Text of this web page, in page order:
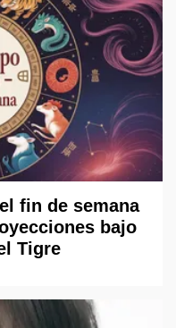
fin de semana
bajo
Tigre